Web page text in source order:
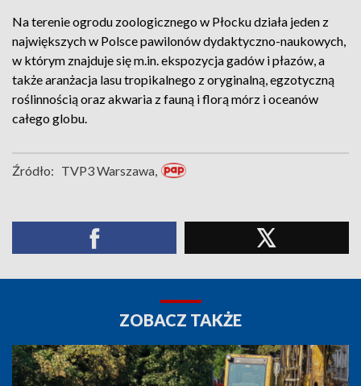
Na terenie ogrodu zoologicznego w Płocku działa jeden z
największych w Polsce pawilonów dydaktyczno-naukowych,
w którym znajduje się m.in. ekspozycja gadów i płazów, a
także aranżacja lasu tropikalnego z oryginalną, egzotyczną
roślinnością oraz akwaria z fauną i florą mórz i oceanów
całego globu.
Źródło: TVP3 Warszawa,
ZOBACZ TAKŻE